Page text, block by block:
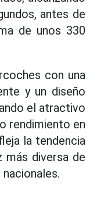
antes de
de unos 330
con una
y un diseño
el atractivo
rendimiento en
la tendencia
más diversa de